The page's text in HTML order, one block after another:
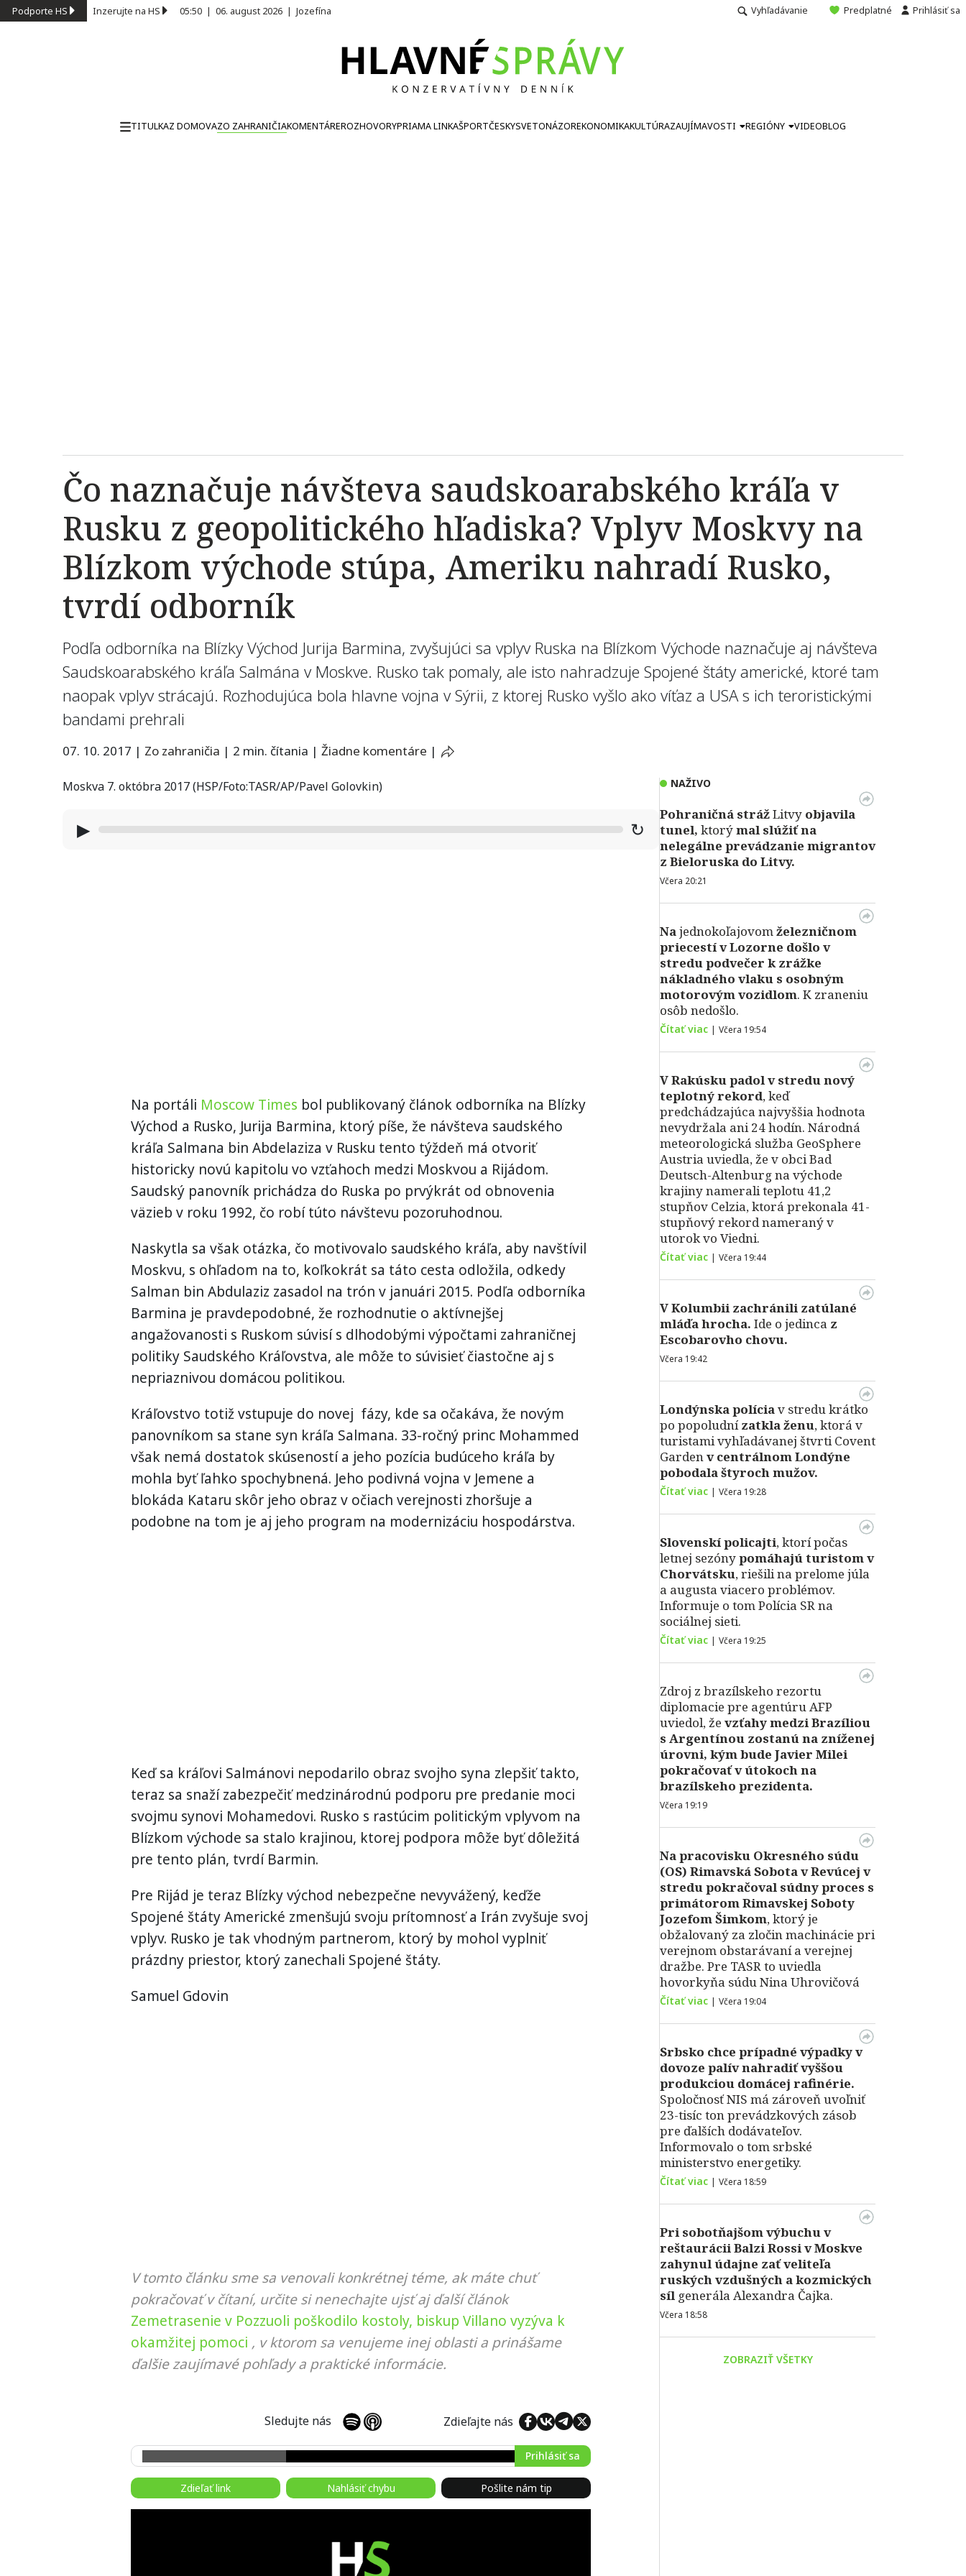
Podporte HS Inzerujte na HS 05:50 | 06. august 2026 | Jozefína Vyhľadávanie Predplatné Prihlásiť sa
TITULKAZ DOMOVAZO ZAHRANIČIAKOMENTÁREROZHOVORYPRIAMA LINKAŠPORTČESKYSVETONÁZOREKONOMIKAKULTÚRAZAUJÍMAVOSTI REGIÓNY VIDEOBLOG
Čo naznačuje návšteva saudskoarabského kráľa v
Rusku z geopolitického hľadiska? Vplyv Moskvy na
Blízkom východe stúpa, Ameriku nahradí Rusko,
tvrdí odborník
Podľa odborníka na Blízky Východ Jurija Barmina, zvyšujúci sa vplyv Ruska na Blízkom Východe naznačuje aj návšteva
Saudskoarabského kráľa Salmána v Moskve. Rusko tak pomaly, ale isto nahradzuje Spojené štáty americké, ktoré tam
naopak vplyv strácajú. Rozhodujúca bola hlavne vojna v Sýrii, z ktorej Rusko vyšlo ako víťaz a USA s ich teroristickými
bandami prehrali
07. 10. 2017 | Zo zahraničia | 2 min. čítania | Žiadne komentáre |
Moskva 7. októbra 2017 (HSP/Foto:TASR/AP/Pavel Golovkin)
▶ ↻
Na portáli Moscow Times bol publikovaný článok odborníka na Blízky
Východ a Rusko, Jurija Barmina, ktorý píše, že návšteva saudského
kráľa Salmana bin Abdelaziza v Rusku tento týždeň má otvoriť
historicky novú kapitolu vo vzťahoch medzi Moskvou a Rijádom.
Saudský panovník prichádza do Ruska po prvýkrát od obnovenia
väzieb v roku 1992, čo robí túto návštevu pozoruhodnou.
Naskytla sa však otázka, čo motivovalo saudského kráľa, aby navštívil
Moskvu, s ohľadom na to, koľkokrát sa táto cesta odložila, odkedy
Salman bin Abdulaziz zasadol na trón v januári 2015. Podľa odborníka
Barmina je pravdepodobné, že rozhodnutie o aktívnejšej
angažovanosti s Ruskom súvisí s dlhodobými výpočtami zahraničnej
politiky Saudského Kráľovstva, ale môže to súvisieť čiastočne aj s
nepriaznivou domácou politikou.
Kráľovstvo totiž vstupuje do novej fázy, kde sa očakáva, že novým
panovníkom sa stane syn kráľa Salmana. 33-ročný princ Mohammed
však nemá dostatok skúseností a jeho pozícia budúceho kráľa by
mohla byť ľahko spochybnená. Jeho podivná vojna v Jemene a
blokáda Kataru skôr jeho obraz v očiach verejnosti zhoršuje a
podobne na tom je aj jeho program na modernizáciu hospodárstva.
Keď sa kráľovi Salmánovi nepodarilo obraz svojho syna zlepšiť takto,
teraz sa snaží zabezpečiť medzinárodnú podporu pre predanie moci
svojmu synovi Mohamedovi. Rusko s rastúcim politickým vplyvom na
Blízkom východe sa stalo krajinou, ktorej podpora môže byť dôležitá
pre tento plán, tvrdí Barmin.
Pre Rijád je teraz Blízky východ nebezpečne nevyvážený, keďže
Spojené štáty Americké zmenšujú svoju prítomnosť a Irán zvyšuje svoj
vplyv. Rusko je tak vhodným partnerom, ktorý by mohol vyplniť
prázdny priestor, ktorý zanechali Spojené štáty.
Samuel Gdovin
V tomto článku sme sa venovali konkrétnej téme, ak máte chuť
pokračovať v čítaní, určite si nenechajte ujsť aj ďalší článok
Zemetrasenie v Pozzuoli poškodilo kostoly, biskup Villano vyzýva k
okamžitej pomoci , v ktorom sa venujeme inej oblasti a prinášame
ďalšie zaujímavé pohľady a praktické informácie.
Sledujte nás Zdieľajte nás
Prihlásiť sa
Zdieľať link Nahlásiť chybu Pošlite nám tip
NAŽIVO
Pohraničná strážLitvy objavila
tunel, ktorýmal slúžiť na
nelegálne prevádzanie migrantov
z Bieloruska do Litvy.
Včera 20:21
Najednokoľajovomželezničnom
priecestí v Lozorne došlo v
stredu podvečer k zrážke
nákladného vlaku s osobným
motorovým vozidlom. K zraneniu
osôb nedošlo.
Čítať viac | Včera 19:54
V Rakúsku padol v stredu nový
teplotný rekord, keď
predchádzajúca najvyššia hodnota
nevydržala ani 24 hodín. Národná
meteorologická služba GeoSphere
Austria uviedla, že v obci Bad
Deutsch-Altenburg na východe
krajiny namerali teplotu 41,2
stupňov Celzia, ktorá prekonala 41-
stupňový rekord nameraný v
utorok vo Viedni.
Čítať viac | Včera 19:44
V Kolumbii zachránili zatúlané
mláďa hrocha. Ide o jedinca z
Escobarovho chovu.
Včera 19:42
Londýnska políciav stredu krátko
po popoludnízatkla ženu, ktorá v
turistami vyhľadávanej štvrti Covent
Gardenv centrálnom Londýne
pobodala štyroch mužov.
Čítať viac | Včera 19:28
Slovenskí policajti, ktorí počas
letnej sezónypomáhajú turistom v
Chorvátsku, riešili na prelome júla
a augusta viacero problémov.
Informuje o tom Polícia SR na
sociálnej sieti.
Čítať viac | Včera 19:25
Zdroj z brazílskeho rezortu
diplomacie pre agentúru AFP
uviedol, že vzťahy medzi Brazíliou
s Argentínou zostanú na zníženej
úrovni, kým bude Javier Milei
pokračovať v útokoch na
brazílskeho prezidenta.
Včera 19:19
Na pracovisku Okresného súdu
(OS) Rimavská Sobota v Revúcej v
stredu pokračoval súdny proces s
primátorom Rimavskej Soboty
Jozefom Šimkom, ktorý je
obžalovaný za zločin machinácie pri
verejnom obstarávaní a verejnej
dražbe. Pre TASR to uviedla
hovorkyňa súdu Nina Uhrovičová
Čítať viac | Včera 19:04
Srbsko chce prípadné výpadky v
dovoze palív nahradiť vyššou
produkciou domácej rafinérie.
Spoločnosť NIS má zároveň uvoľniť
23-tisíc ton prevádzkových zásob
pre ďalších dodávateľov.
Informovalo o tom srbské
ministerstvo energetiky.
Čítať viac | Včera 18:59
Pri sobotňajšom výbuchu v
reštaurácii Balzi Rossi v Moskve
zahynul údajne zať veliteľa
ruských vzdušných a kozmických
síl generála Alexandra Čajka.
Včera 18:58
ZOBRAZIŤ VŠETKY